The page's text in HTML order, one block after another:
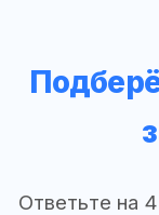
Ответьте на